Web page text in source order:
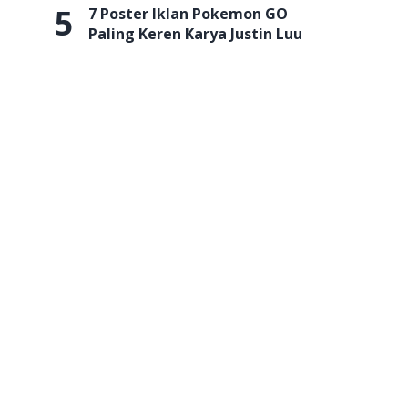
5
7 Poster Iklan Pokemon GO
Paling Keren Karya Justin Luu